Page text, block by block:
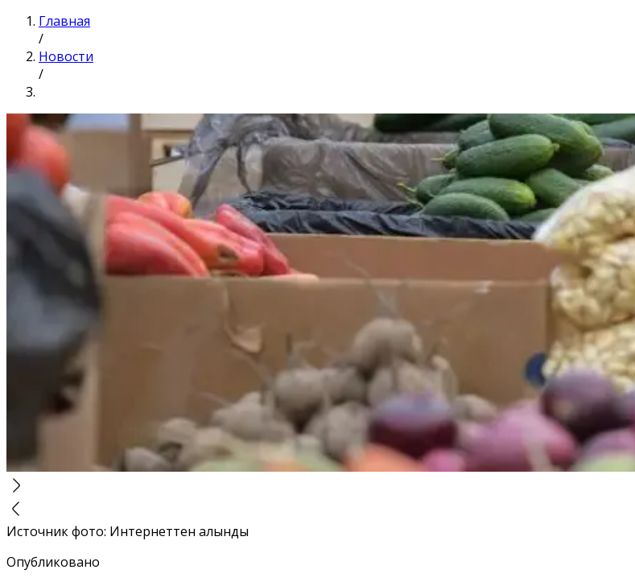
Главная
/
Новости
/
Источник фото: Интернеттен алынды
Опубликовано